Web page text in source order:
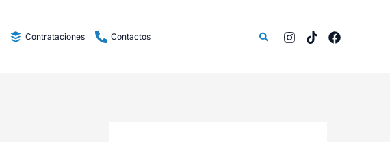
Contrataciones Contactos Buscar